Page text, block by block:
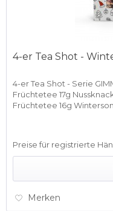
4-er Tea Shot -
4-er Tea Shot - Serie
Früchtetee 17g
Früchtetee 16g
Preise für registrierte
Merken